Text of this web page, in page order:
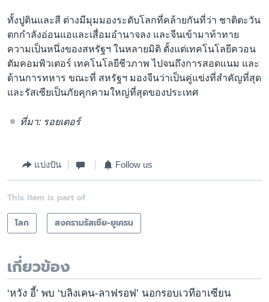
ทั้งปูตินและสี ต่างมีมุมมองระดับโลกที่คล้ายกันที่ว่า ชาติตะวัน
ตกกำลังอ่อนแอและเสื่อมอำนาจลง และจีนเข้ามาท้าทาย
ความเป็นหนึ่งของสหรัฐฯ ในหลายมิติ ตั้งแต่เทคโนโลยีควอน
ตัมคอมพิวเตอร์ เทคโนโลยีชีวภาพ ไปจนถึงการสอดแนม และ
ด้านการทหาร ขณะที่ สหรัฐฯ มองจีนว่าเป็นคู่แข่งที่สำคัญที่สุด
และรัสเซียเป็นภัยคุกคามใหญ่ที่สุดของประเทศ
ที่มา: รอยเตอร์
แบ่งปัน Follow us
This item is part of
โลก
สงครามรัสเซีย-ยูเครน
เกี่ยวข้อง
‘หวัง อี้’ พบ ‘บลิงเคน-ลาฟรอฟ’ นอกรอบเวทีอาเซียน